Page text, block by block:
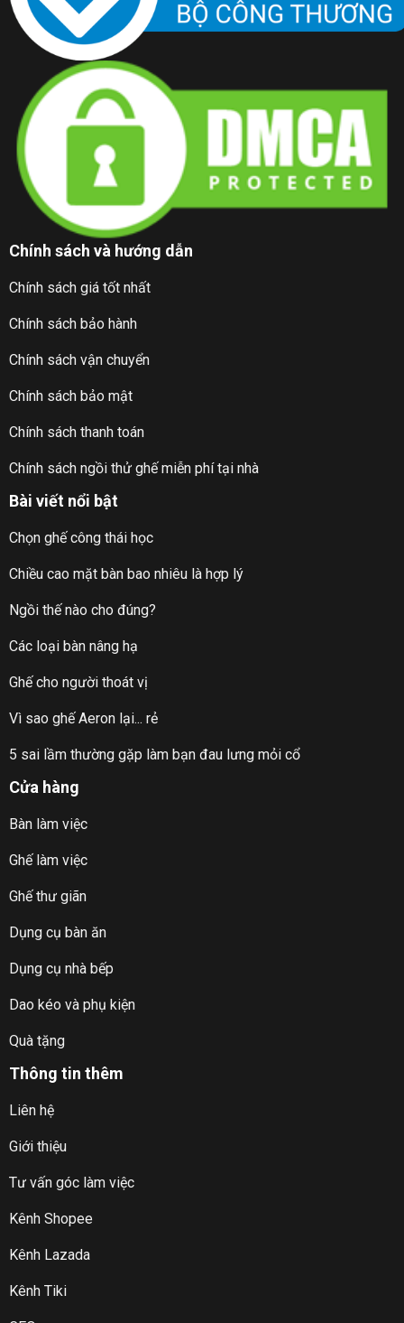
Chính sách và hướng dẫn
Chính sách giá tốt nhất
Chính sách bảo hành
Chính sách vận chuyển
Chính sách bảo mật
Chính sách thanh toán
Chính sách ngồi thử ghế miễn phí tại nhà
Bài viết nổi bật
Chọn ghế công thái học
Chiều cao mặt bàn bao nhiêu là hợp lý
Ngồi thế nào cho đúng?
Các loại bàn nâng hạ
Ghế cho người thoát vị
Vì sao ghế Aeron lại... rẻ
5 sai lầm thường gặp làm bạn đau lưng mỏi cổ
Cửa hàng
Bàn làm việc
Ghế làm việc
Ghế thư giãn
Dụng cụ bàn ăn
Dụng cụ nhà bếp
Dao kéo và phụ kiện
Quà tặng
Thông tin thêm
Liên hệ
Giới thiệu
Tư vấn góc làm việc
Kênh Shopee
Kênh Lazada
Kênh Tiki